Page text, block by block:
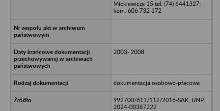
Mickiewicza 15 tel. (74) 6441327;
kom. 606 732 172
2003- 2008
dokumentacja osobowo-płacowa
992700/611/112/2016-SAK; UNP:
2024-00387222